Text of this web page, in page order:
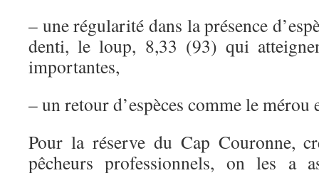
– une régularité dans la présence
denti, le loup, 8,33 (93) qui
importantes,
– un retour d’espèces comme le mérou
Pour la réserve du Cap Couronne,
pêcheurs professionnels, on les a